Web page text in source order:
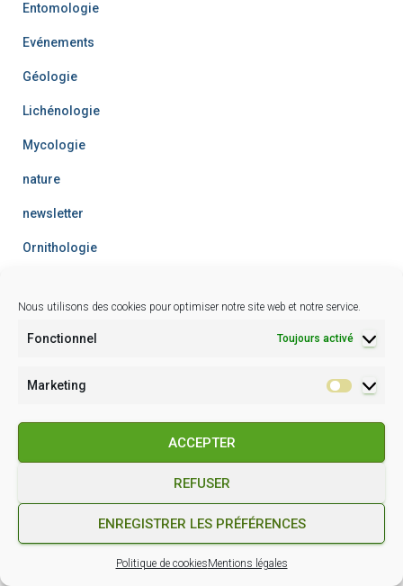
Nous utilisons des cookies pour optimiser notre site web et notre service.
Fonctionnel Toujours activé
Marketing
ACCEPTER
REFUSER
ENREGISTRER LES PRÉFÉRENCES
Politique de cookiesMentions légales
Entomologie
Evénements
Géologie
Lichénologie
Mycologie
nature
newsletter
Ornithologie
facebook
Association des Naturalistes de Nice et
des Alpes-Maritimeset activer ce contenu